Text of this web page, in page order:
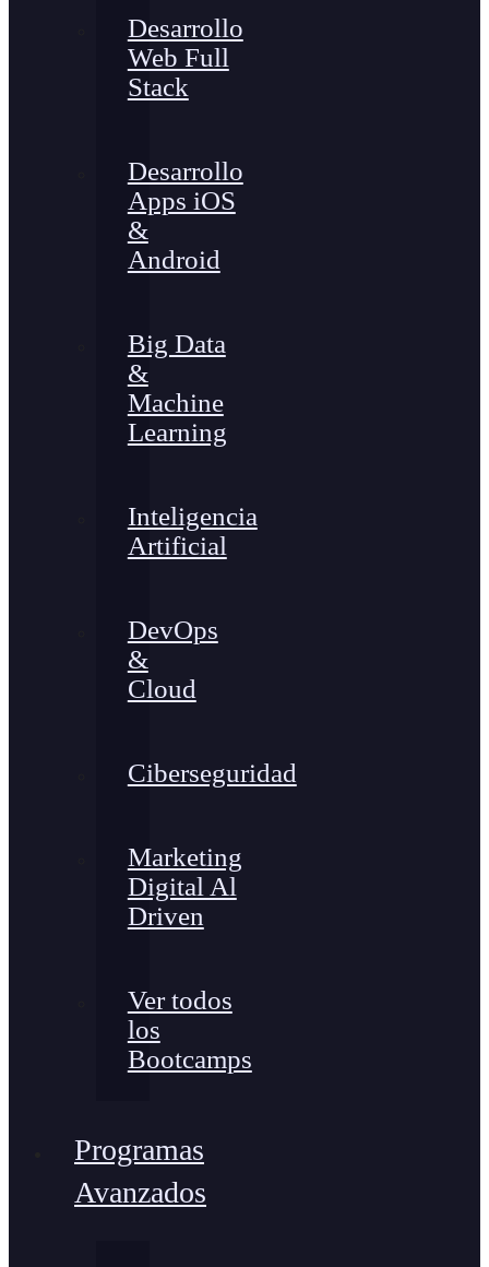
Desarrollo
Web Full
Stack
Desarrollo
Apps iOS
&
Android
Big Data
&
Machine
Learning
Inteligencia
Artificial
DevOps
&
Cloud
Ciberseguridad
Marketing
Digital Al
Driven
Ver todos
los
Bootcamps
Programas
Avanzados